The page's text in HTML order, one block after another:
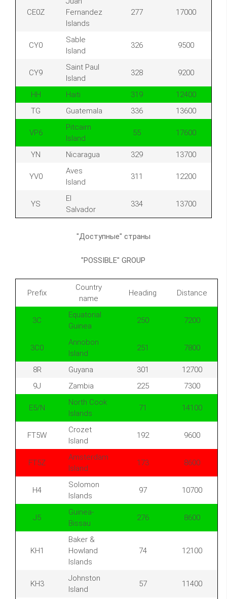
CE0Z
Fernandez
Islands
277 17000
CY0
Sable
Island
326 9500
CY9
Saint Paul
Island
328 9200
HH Haiti 319
12400
TG
Guatemala 336 13600
VP6
Pitcairn
Island
55 17600
YN Nicaragua 329 13700
YV0
Aves
Island
311 12200
YS
El
Salvador
334 13700
"Доступные" страны
"POSSIBLE" GROUP
Prefix
Country
name
Heading Distance
3C
Equatorial
Guinea
250 7200
3C0
Annobon
Island
251 7800
8R Guyana 301
12700
9J
Zambia 225 7300
E5/N
North Cook
Islands
71 14100
FT5W
Crozet
Island
192 9600
FT5Z
Amsterdam
Island
173 8600
H4
Solomon
Islands
97 10700
J5
Guinea-
Bissau
276 8600
KH1
Baker &
Howland
Islands
74 12100
KH3
Johnston
Island
57 11400